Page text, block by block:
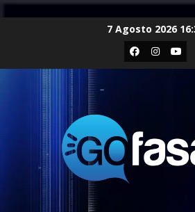
7 Agosto 2026
Facebook
Instagram